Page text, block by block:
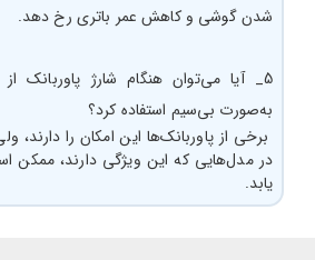
شدن گوشی و کاهش عمر باتری رخ دهد.
5_ آیا می‌توان هنگام شارژ پاوربانک
به‌صورت بی‌سیم استفاده کرد؟
برخی از پاوربانک‌ها این امکان را
در مدل‌هایی که این ویژگی دارند،
یابد.